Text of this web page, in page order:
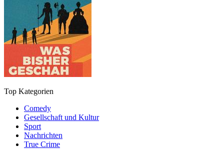
Top Kategorien
Comedy
Gesellschaft und Kultur
Sport
Nachrichten
True Crime